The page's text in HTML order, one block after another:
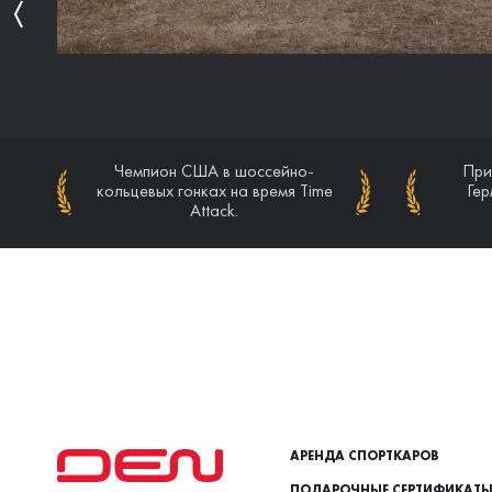
Чемпион США в шоссейно-
кольцевых гонках на время Time
Attack.
Призер этапов чемпионата
Германии VLN (Nurburgring
Nordschleife).
АРЕНДА СПОРТКАРОВ